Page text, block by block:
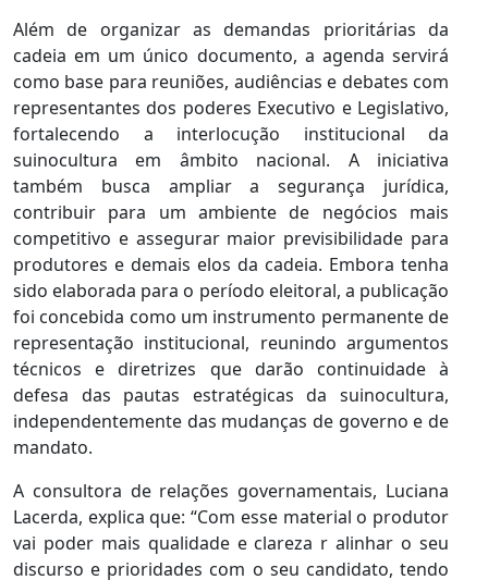
Além de organizar as demandas prioritárias da
cadeia em um único documento, a agenda servirá
como base para reuniões, audiências e debates com
representantes dos poderes Executivo e Legislativo,
fortalecendo a interlocução institucional da
suinocultura em âmbito nacional. A iniciativa
também busca ampliar a segurança jurídica,
contribuir para um ambiente de negócios mais
competitivo e assegurar maior previsibilidade para
produtores e demais elos da cadeia. Embora tenha
sido elaborada para o período eleitoral, a publicação
foi concebida como um instrumento permanente de
representação institucional, reunindo argumentos
técnicos e diretrizes que darão continuidade à
defesa das pautas estratégicas da suinocultura,
independentemente das mudanças de governo e de
mandato.
A consultora de relações governamentais, Luciana
Lacerda, explica que: “Com esse material o produtor
vai poder mais qualidade e clareza r alinhar o seu
discurso e prioridades com o seu candidato, tendo